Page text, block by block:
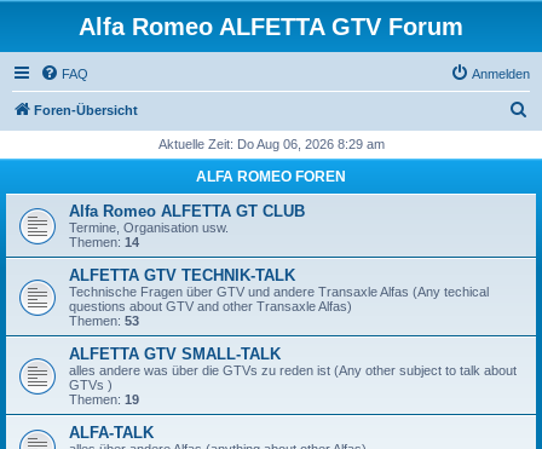
Alfa Romeo ALFETTA GTV Forum
FAQ Anmelden
Foren-Übersicht
h
Aktuelle Zeit: Do Aug 06, 2026 8:29 am
ALFA ROMEO FOREN
Alfa Romeo ALFETTA GT CLUB
Termine, Organisation usw.
Themen: 14
ALFETTA GTV TECHNIK-TALK
Technische Fragen über GTV und andere Transaxle Alfas (Any techical
questions about GTV and other Transaxle Alfas)
Themen: 53
ALFETTA GTV SMALL-TALK
alles andere was über die GTVs zu reden ist (Any other subject to talk about
GTVs )
Themen: 19
ALFA-TALK